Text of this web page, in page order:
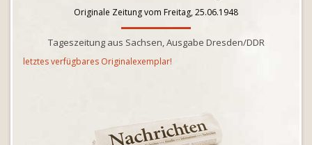
Originale Zeitung vom Freitag, 25.06.1948
Tageszeitung aus Sachsen, Ausgabe Dresden/DDR
letztes verfügbares Originalexemplar!